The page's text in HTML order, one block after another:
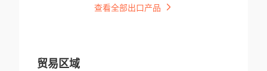
查看全部出口产品
贸易区域